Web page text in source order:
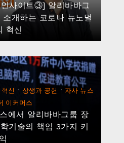
사이트③] 알리바바그
개하는 코로나 뉴노멀
혁신
신 · 상생과 공헌 · 자사 뉴스
이커머스
에서 알리바바그룹 장
기술의 책임 3가지 키